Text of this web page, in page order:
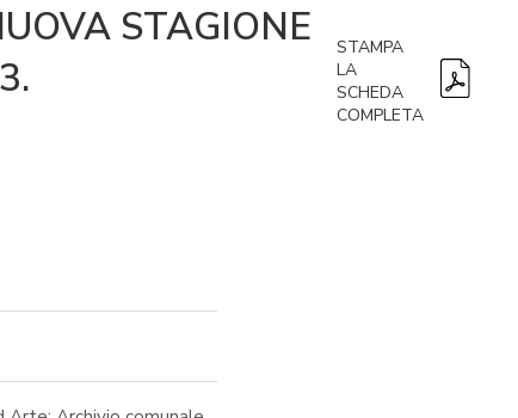
STAGIONE
STAMPA
LA
SCHEDA
COMPLETA